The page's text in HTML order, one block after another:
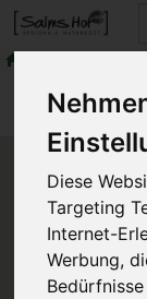
Diese
Targeting
Internet-
Werbung,
Produkte
Frisches
Das von
nicht